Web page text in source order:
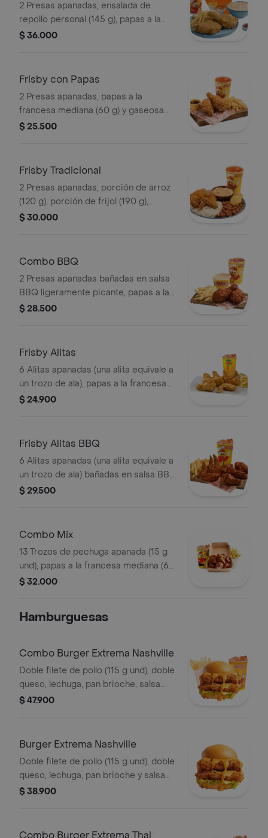
2 Presas apanadas, ensalada de
repollo personal (145 g), papas a la
francesa mediana (60 g) y gaseosa
$ 36.000
Frisby con Papas
2 Presas apanadas, papas a la
francesa mediana (60 g) y gaseosa
(325 ml)
$ 25.500
Frisby Tradicional
2 Presas apanadas, porción de arroz
(120 g), porción de frijol (190 g),
ensalada de repollo personal (145 g), 2
$ 30.000
Combo BBQ
2 Presas apanadas bañadas en salsa
BBQ ligeramente picante, papas a la
francesa mediana (60 g), ensalada de
$ 28.500
Frisby Alitas
6 Alitas apanadas (una alita equivale a
un trozo de ala), papas a la francesa
mediana (60 g) y gaseosa (325 ml)
$ 24.900
Frisby Alitas BBQ
6 Alitas apanadas (una alita equivale a
un trozo de ala) bañadas en salsa BBQ
ligeramente picante , papas a la
$ 29.500
Combo Mix
13 Trozos de pechuga apanada (15 g
und), papas a la francesa mediana (60
g) y gaseosa (325 ml)
$ 32.000
Hamburguesas
Combo Burger Extrema Nashville
Doble filete de pollo (115 g und), doble
queso, lechuga, pan brioche, salsa
picante estilo Nashville, francesa
$ 47.900
Burger Extrema Nashville
Doble filete de pollo (115 g und), doble
queso, lechuga, pan brioche y salsa
picante estilo Nashville
$ 38.900
Combo Burger Extrema Thai